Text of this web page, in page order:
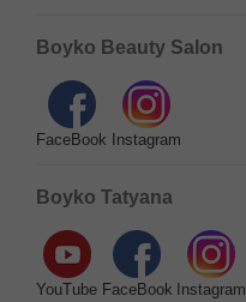
Boyko Beauty Salon
FaceBook Instagram
Boyko Tatyana
YouTube FaceBook Instagram